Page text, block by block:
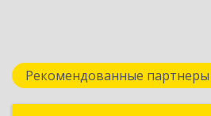
Рекомендованные партнеры